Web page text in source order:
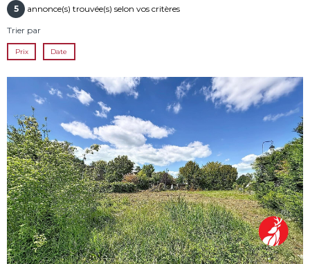
5 annonce(s) trouvée(s) selon vos critères
Trier par
Prix Date